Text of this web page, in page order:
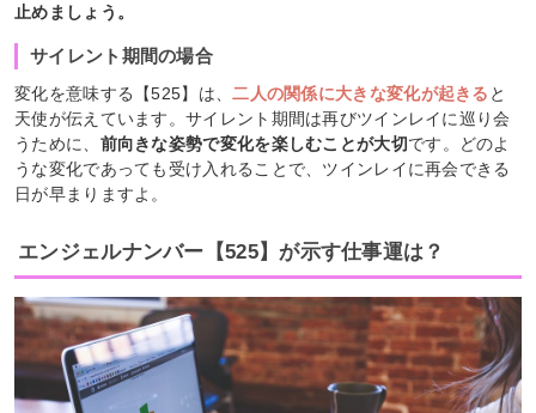
止めましょう。
サイレント期間の場合
変化を意味する【525】は、二人の関係に大きな変化が起きる と
天使が伝えています。サイレント期間は再びツインレイに巡り会
うために、 前向きな姿勢で変化を楽しむことが大切です。どのよ
うな変化であっても受け入れることで、ツインレイに再会できる
日が早まりますよ。
エンジェルナンバー【525】が示す仕事運は？